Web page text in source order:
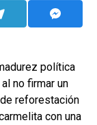
política
no firmar un
reforestación
con una